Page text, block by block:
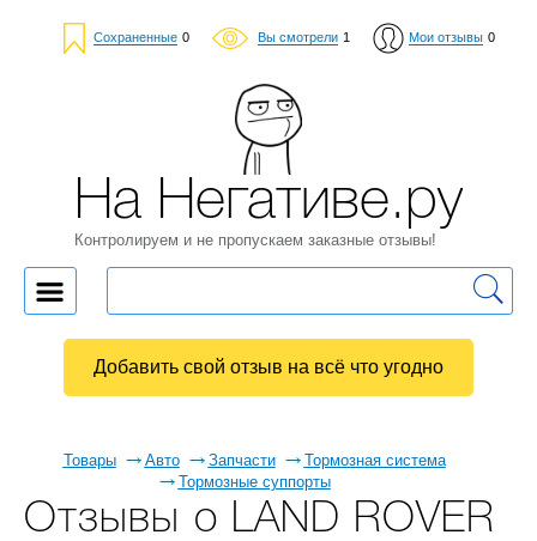
Сохраненные 0 Вы смотрели 1 Мои отзывы 0
Товары Авто Запчасти
Тормозная система
Тормозные суппорты
Отзывы о LAND ROVER
На Негативе.ру
Контролируем и не пропускаем заказные отзывы!
Добавить свой отзыв на всё что угодно